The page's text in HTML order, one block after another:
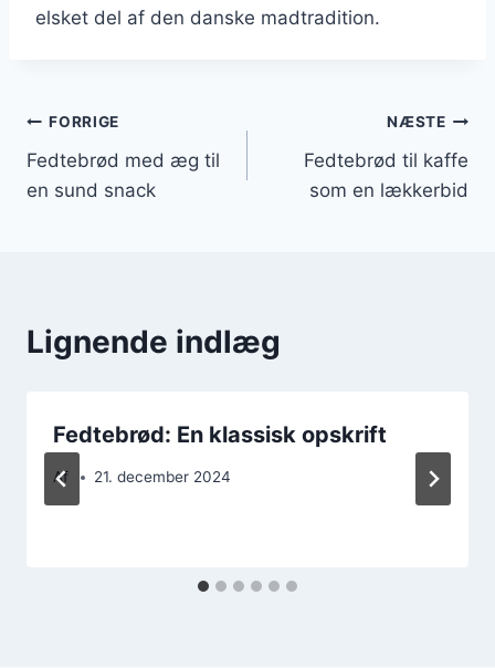
elsket del af den danske madtradition.
Indlægsnavigation
FORRIGE
Fedtebrød med æg til
en sund snack
NÆSTE
Fedtebrød til kaffe
som en lækkerbid
Lignende indlæg
Fedtebrød: En klassisk opskrift
Af 21. december 2024